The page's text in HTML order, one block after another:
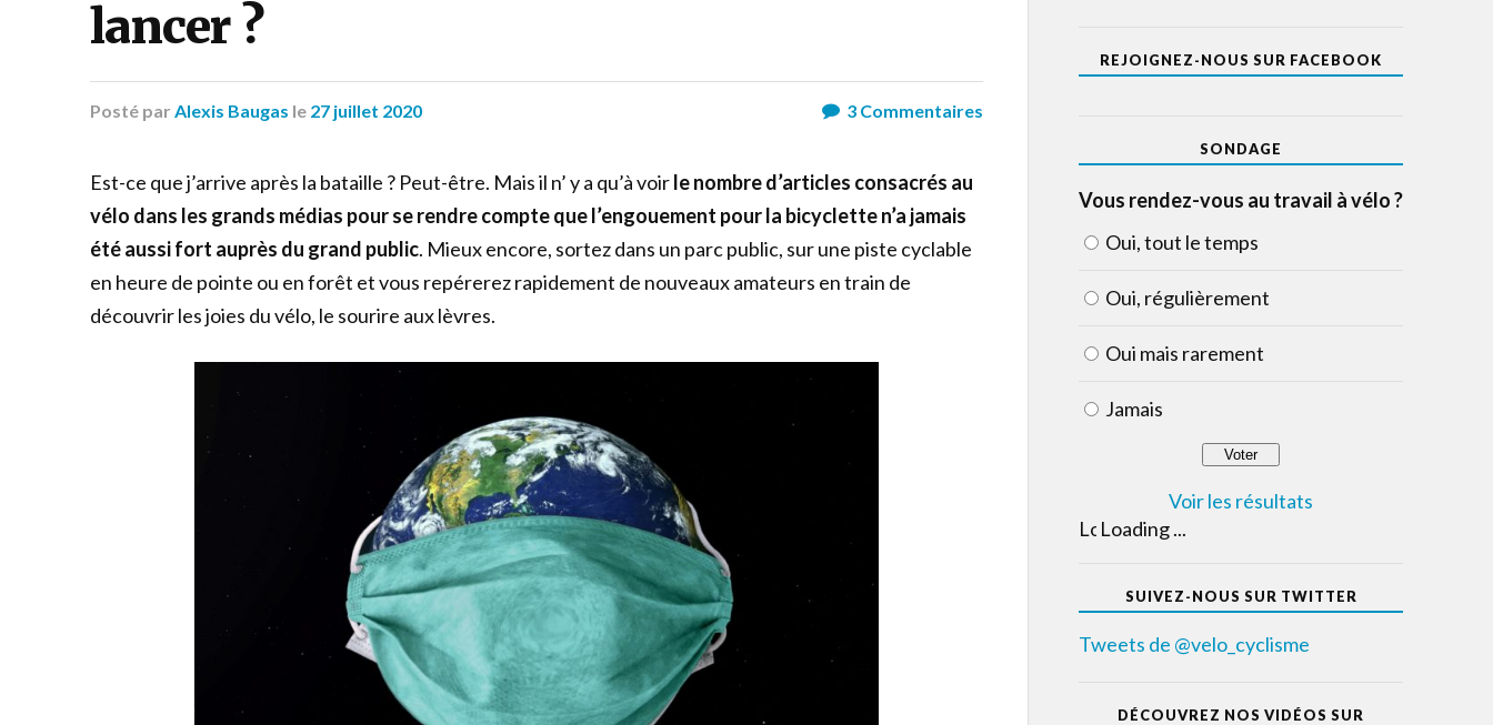
lancer ?
Posté par Alexis Baugas le 27 juillet 2020 3Commentaires
Est-ce que j’arrive après la bataille ? Peut-être. Mais il n’ y a qu’à voirle nombre d’articles consacrés au
vélo dans les grands médias pour se rendre compte que l’engouement pour la bicyclette n’a jamais
été aussi fort auprès du grand public. Mieux encore, sortez dans un parc public, sur une piste cyclable
en heure de pointe ou en forêt et vous repérerez rapidement de nouveaux amateurs en train de
découvrir les joies du vélo, le sourire aux lèvres.
REJOIGNEZ-NOUS SUR FACEBOOK
SONDAGE
Vous rendez-vous au travail à vélo ?
Oui, tout le temps
Oui, régulièrement
Oui mais rarement
Jamais
Voir les résultats
Loading ...
SUIVEZ-NOUS SUR TWITTER
Tweets de @velo_cyclisme
DÉCOUVREZ NOS VIDÉOS SUR